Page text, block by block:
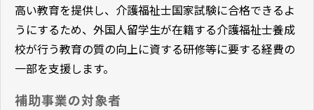
高い教育を提供し、介護福祉士国家試験に合格できるよ
うにするため、外国人留学生が在籍する介護福祉士養成
校が行う教育の質の向上に資する研修等に要する経費の
一部を支援します。
補助事業の対象者